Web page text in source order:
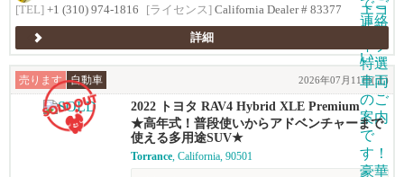
[TEL] +1 (310) 974-1816 [ライセンス] California Dealer # 83377
詳細
売ります 自動車 2026年07月11日(土)
2022 トヨタ RAV4 Hybrid XLE Premium
★高年式！普段使いからアドベンチャーまで
使える多用途SUV★
Torrance, California, 90501